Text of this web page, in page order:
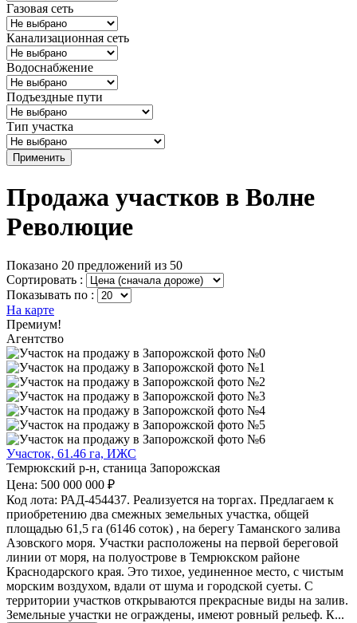
Газовая сеть
Канализационная сеть
Водоснабжение
Подъездные пути
Тип участка
Применить
Продажа участков в Волне
Революцие
Показано 20 предложений из 50
Сортировать :
Показывать по :
На карте
Премиум!
Агентство
Участок, 61.46 га, ИЖС
Темрюкский р-н, станица Запорожская
Цена: 500 000 000 ₽
Код лота: РАД-454437. Реализуется на торгах. Предлагаем к
приобретению два смежных земельных участка, общей
площадью 61,5 га (6146 соток) , на берегу Таманского залива
Азовского моря. Участки расположены на первой береговой
линии от моря, на полуострове в Темрюкском районе
Краснодарского края. Это тихое, уединенное место, с чистым
морским воздухом, вдали от шума и городской суеты. С
территории участков открываются прекрасные виды на залив.
Земельные участки не ограждены, имеют ровный рельеф. К...